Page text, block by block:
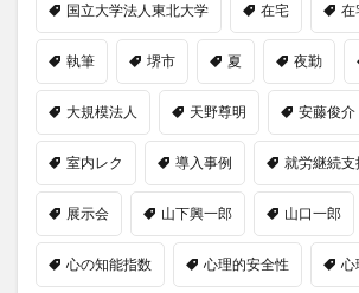
国立大学法人東北大学 在宅 在
執筆 堺市 夏 夜勤
大規模法人 天野尊明 安藤俊介
室内レク 導入事例 就労継続支
展示会 山下興一郎 山口一郎
心の知能指数 心理的安全性 心